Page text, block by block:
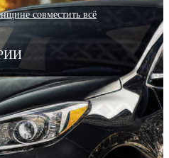
совместить всё